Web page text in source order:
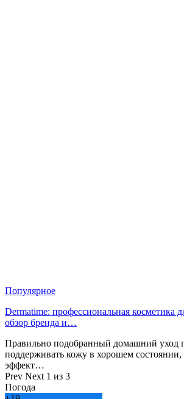
Популярное
Dermatime: профессиональная косметика
обзор бренда и…
Правильно подобранный домашний уход
поддерживать кожу в хорошем состоянии,
эффект…
Prev Next 1 из 3
Погода